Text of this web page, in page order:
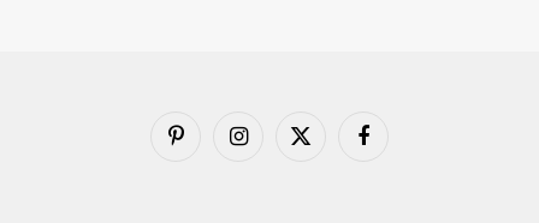
فيسبوك
X
الانستغرامبينتيريست